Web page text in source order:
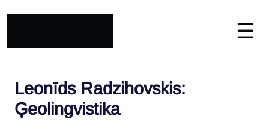
☰
Leonīds Radzihovskis:
Ģeolingvistika